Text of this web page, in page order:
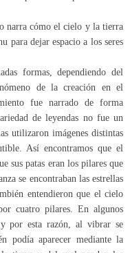
narra cómo el cielo y la tierra
para dejar espacio a los seres
formas, dependiendo del
de la creación en el
fue narrado de forma
de leyendas no fue un
utilizaron imágenes distintas
Así encontramos que el
sus patas eran los pilares que
se encontraban las estrellas
entendieron que el cielo
cuatro pilares. En algunos
y por esta razón, al vibrar se
podía aparecer mediante la